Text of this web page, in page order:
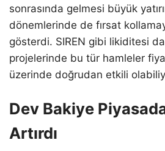
sonrasında gelmesi büyük
dönemlerinde de fırsat
gösterdi. SIREN gibi likiditesi
projelerinde bu tür hamleler
üzerinde doğrudan etkili
Dev Bakiye
Artırdı